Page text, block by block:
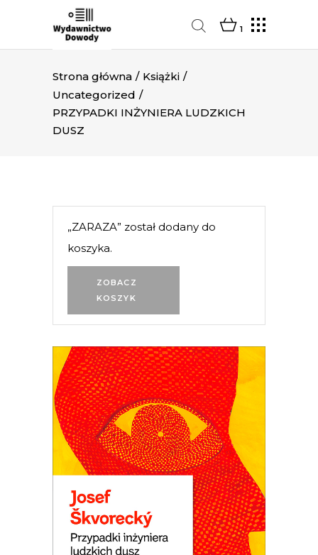
1
Strona główna / Książki /
Uncategorized /
PRZYPADKI INŻYNIERA LUDZKICH
DUSZ
ZOBACZ
KOSZYK
„ZARAZA” został dodany do
koszyka.